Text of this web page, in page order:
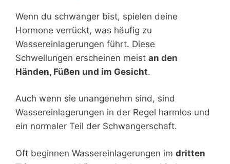
Wenn du schwanger bist, spielen deine
Hormone verrückt, was häufig zu
Wassereinlagerungen führt. Diese
Schwellungen erscheinen meist an den
Händen, Füßen und im Gesicht.
Auch wenn sie unangenehm sind, sind
Wassereinlagerungen in der Regel harmlos und
ein normaler Teil der Schwangerschaft.
Oft beginnen Wassereinlagerungen im dritten